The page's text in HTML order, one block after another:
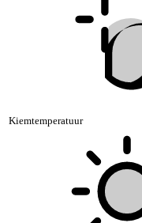
Kiemtemperatuur